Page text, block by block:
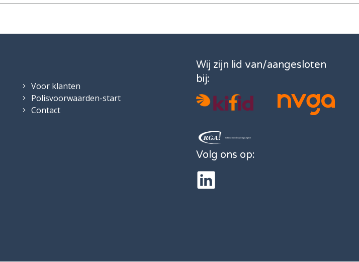
Voor klanten
Polisvoorwaarden-start
Contact
Wij zijn lid van/aangesloten
bij:
Volg ons op: